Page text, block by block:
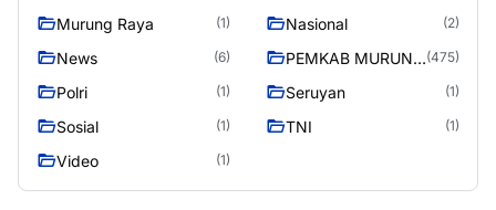
Murung Raya (1) Nasional (2)
News (6)
PEMKAB MURUNG (475)
Polri (1) Seruyan (1)
Sosial (1) TNI (1)
Video (1)